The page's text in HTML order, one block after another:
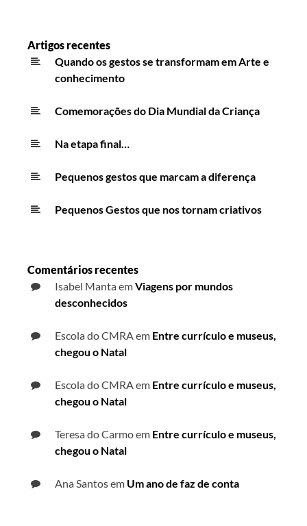
Artigos recentes
Quando os gestos se transformam em Arte e
conhecimento
Comemorações do Dia Mundial da Criança
Na etapa final…
Pequenos gestos que marcam a diferença
Pequenos Gestos que nos tornam criativos
Comentários recentes
Isabel MantaemViagens por mundos
desconhecidos
Escola do CMRA em Entre currículo e museus,
chegou o Natal
Escola do CMRA em Entre currículo e museus,
chegou o Natal
Teresa do Carmoem Entre currículo e museus,
chegou o Natal
Ana Santosem Um ano de faz de conta